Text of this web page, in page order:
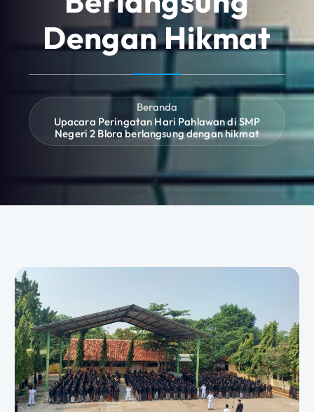
Dengan Hikmat
Beranda
Upacara Peringatan Hari Pahlawan di SMP
Negeri 2 Blora berlangsung dengan hikmat